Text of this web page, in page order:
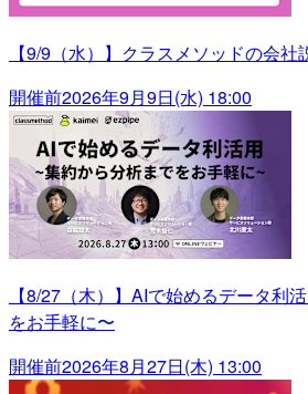
【9/9（水）】クラスメソッドの会
開催前2026年9月9日(水) 18:00
【8/27（木）】AIで始めるデータ利
をお手軽に〜
開催前2026年8月27日(木) 13:00